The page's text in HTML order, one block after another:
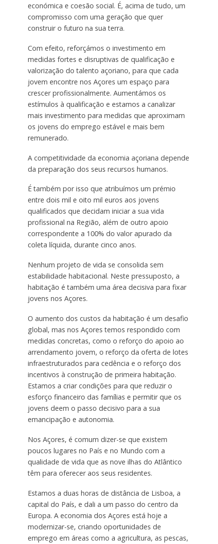
económica e coesão social. É, acima de tudo, um
compromisso com uma geração que quer
construir o futuro na sua terra.
Com efeito, reforçámos o investimento em
medidas fortes e disruptivas de qualificação e
valorização do talento açoriano, para que cada
jovem encontre nos Açores um espaço para
crescer profissionalmente. Aumentámos os
estímulos à qualificação e estamos a canalizar
mais investimento para medidas que aproximam
os jovens do emprego estável e mais bem
remunerado.
A competitividade da economia açoriana depende
da preparação dos seus recursos humanos.
É também por isso que atribuímos um prémio
entre dois mil e oito mil euros aos jovens
qualificados que decidam iniciar a sua vida
profissional na Região, além de outro apoio
correspondente a 100% do valor apurado da
coleta líquida, durante cinco anos.
Nenhum projeto de vida se consolida sem
estabilidade habitacional. Neste pressuposto, a
habitação é também uma área decisiva para fixar
jovens nos Açores.
O aumento dos custos da habitação é um desafio
global, mas nos Açores temos respondido com
medidas concretas, como o reforço do apoio ao
arrendamento jovem, o reforço da oferta de lotes
infraestruturados para cedência e o reforço dos
incentivos à construção de primeira habitação.
Estamos a criar condições para que reduzir o
esforço financeiro das famílias e permitir que os
jovens deem o passo decisivo para a sua
emancipação e autonomia.
Nos Açores, é comum dizer-se que existem
poucos lugares no País e no Mundo com a
qualidade de vida que as nove ilhas do Atlântico
têm para oferecer aos seus residentes.
Estamos a duas horas de distância de Lisboa, a
capital do País, e dali a um passo do centro da
Europa. A economia dos Açores está hoje a
modernizar-se, criando oportunidades de
emprego em áreas como a agricultura, as pescas,